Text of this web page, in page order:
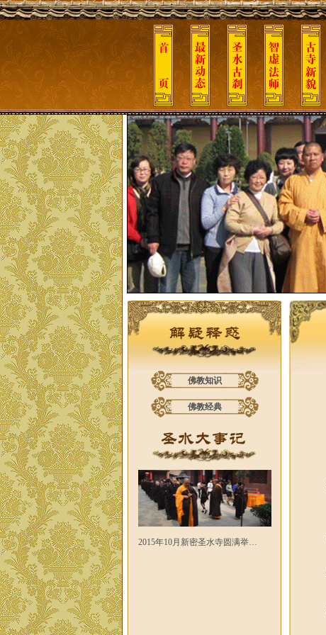
佛教知识
佛教经典
2015年10月新密圣水寺圆满举…